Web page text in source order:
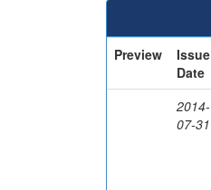
Preview
Issue
Date
2014-
07-31